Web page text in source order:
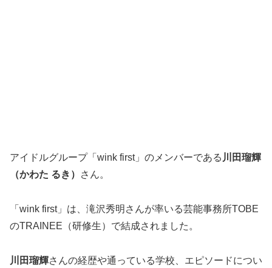
アイドルグループ「wink first」のメンバーである 川田瑠輝
（かわた るき）
さん。
「wink first」は、滝沢秀明さんが率いる芸能事務所TOBE
のTRAINEE（研修生）で結成されました。
川田瑠輝さんの経歴や通っている学校、エピソードについ